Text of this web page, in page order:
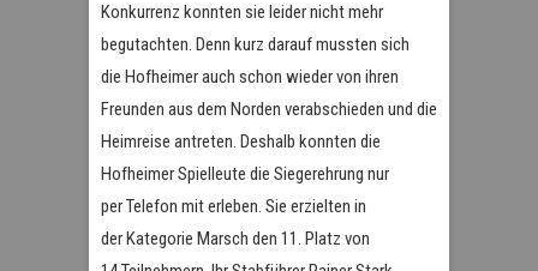
Konkurrenz konnten sie leider nicht mehr
begutachten. Denn kurz darauf mussten sich
die Hofheimer auch schon wieder von ihren
Freunden aus dem Norden verabschieden und die
Heimreise antreten. Deshalb konnten die
Hofheimer Spielleute die Siegerehrung nur
per Telefon mit erleben. Sie erzielten in
der Kategorie Marsch den 11. Platz von